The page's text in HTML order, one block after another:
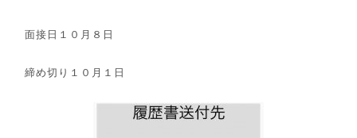
面接日１０月８日
締め切り１０月１日